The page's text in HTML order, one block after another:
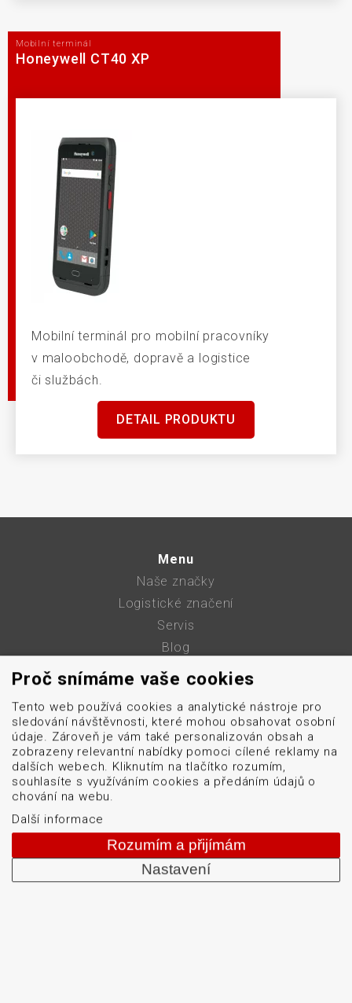
Mobilní terminál
Honeywell CT40 XP
Mobilní terminál pro mobilní pracovníky
v maloobchodě, dopravě a logistice
či službách.
DETAIL PRODUKTU
Menu
Naše značky
Logistické značení
Servis
Blog
O firmě
GDPR
Mapa stránek
Cookies
obchod@datascan.cz
Od roku 1992 dodáváme systémy pro čtení a tisk
Proč snímáme vaše cookies
Tento web používá cookies a analytické nástroje pro
sledování návštěvnosti, které mohou obsahovat osobní
údaje. Zároveň je vám také personalizován obsah a
zobrazeny relevantní nabídky pomoci cílené reklamy na
dalších webech. Kliknutím na tlačítko rozumím,
souhlasíte s využíváním cookies a předáním údajů o
chování na webu.
Další informace
Rozumím a přijímám
Nastavení